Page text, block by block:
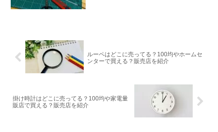
ルーペはどこに売ってる？100均やホームセ
ンターで買える？販売店を紹介
掛け時計はどこに売ってる？100均や家電量
販店で買える？販売店を紹介